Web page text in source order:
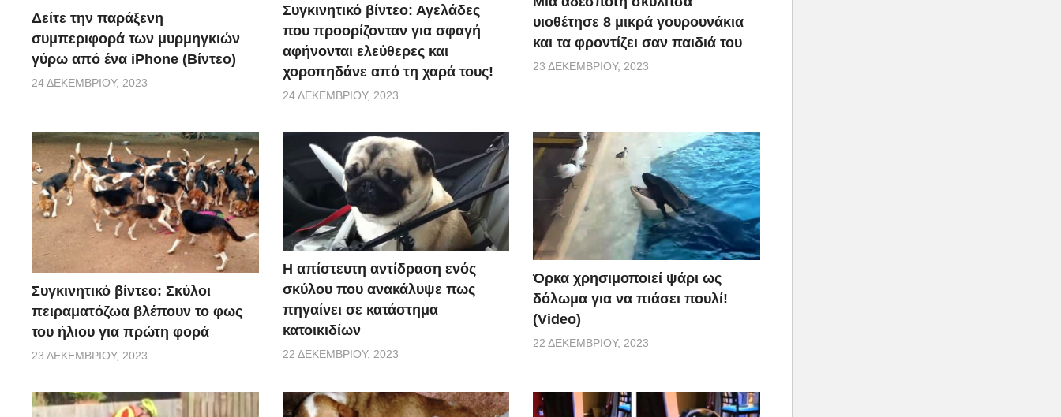
Δείτε την παράξενη
συμπεριφορά των μυρμηγκιών
γύρω από ένα iPhone (Βίντεο)
24 ΔΕΚΕΜΒΡΊΟΥ, 2023
Συγκινητικό βίντεο: Αγελάδες
που προορίζονταν για σφαγή
αφήνονται ελεύθερες και
χοροπηδάνε από τη χαρά τους!
24 ΔΕΚΕΜΒΡΊΟΥ, 2023
υιοθέτησε 8 μικρά γουρουνάκια
και τα φροντίζει σαν παιδιά του
23 ΔΕΚΕΜΒΡΊΟΥ, 2023
Συγκινητικό βίντεο: Σκύλοι
πειραματόζωα βλέπουν το φως
του ήλιου για πρώτη φορά
23 ΔΕΚΕΜΒΡΊΟΥ, 2023
Η απίστευτη αντίδραση ενός
σκύλου που ανακάλυψε πως
πηγαίνει σε κατάστημα
κατοικιδίων
22 ΔΕΚΕΜΒΡΊΟΥ, 2023
Όρκα χρησιμοποιεί ψάρι ως
δόλωμα για να πιάσει πουλί!
(Video)
22 ΔΕΚΕΜΒΡΊΟΥ, 2023